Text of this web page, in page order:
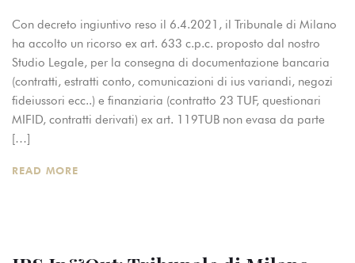
Con decreto ingiuntivo reso il 6.4.2021, il Tribunale di Milano
ha accolto un ricorso ex art. 633 c.p.c. proposto dal nostro
Studio Legale, per la consegna di documentazione bancaria
(contratti, estratti conto, comunicazioni di ius variandi, negozi
fideiussori ecc..) e finanziaria (contratto 23 TUF, questionari
MIFID, contratti derivati) ex art. 119TUB non evasa da parte
[…]
READ MORE